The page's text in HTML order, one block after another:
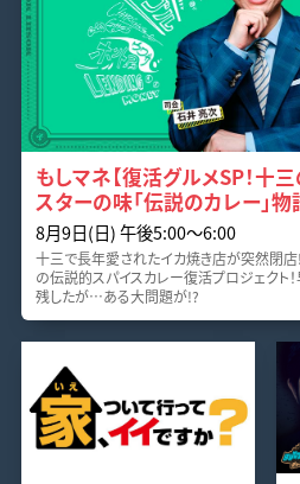
もしマネ【復活グルメSP！十
スターの味「伝説のカレー」物
8月9日(日) 午後5:00〜6:00
十三で長年愛されたイカ焼き店が突然閉
の伝説的スパイスカレー復活プロジェクト
残したが…ある大問題が!?